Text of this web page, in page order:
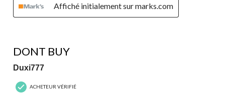
Affiché initialement sur marks.com
DONT BUY
Duxi777
ACHETEUR VÉRIFIÉ